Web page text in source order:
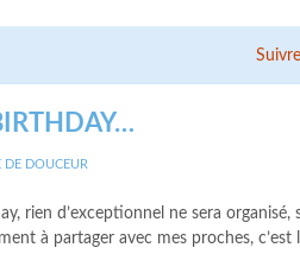
DE DOUCEUR
rien d’exceptionnel ne sera organisé,
à partager avec mes proches, c’est